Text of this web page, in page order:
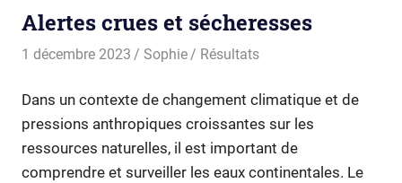
Alertes crues et sécheresses
1 décembre 2023 Sophie Résultats
Dans un contexte de changement climatique et de
pressions anthropiques croissantes sur les
ressources naturelles, il est important de
comprendre et surveiller les eaux continentales. Le